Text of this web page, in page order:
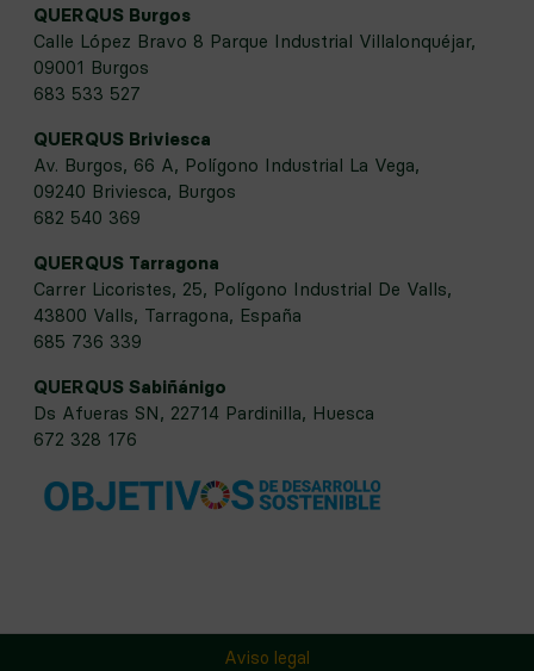
QUERQUS Burgos
Calle López Bravo 8 Parque Industrial Villalonquéjar,
09001 Burgos
683 533 527
QUERQUS Briviesca
Av. Burgos, 66 A, Polígono Industrial La Vega,
09240 Briviesca, Burgos
682 540 369
QUERQUS Tarragona
Carrer Licoristes, 25, Polígono Industrial De Valls,
43800 Valls, Tarragona, España
685 736 339
QUERQUS Sabiñánigo
Ds Afueras SN, 22714 Pardinilla, Huesca
672 328 176
Aviso legal